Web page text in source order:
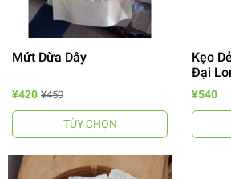
Mứt Dừa Dây
¥420 ¥450
TÙY CHỌN
Kẹo
Đại
ま芋干
¥540